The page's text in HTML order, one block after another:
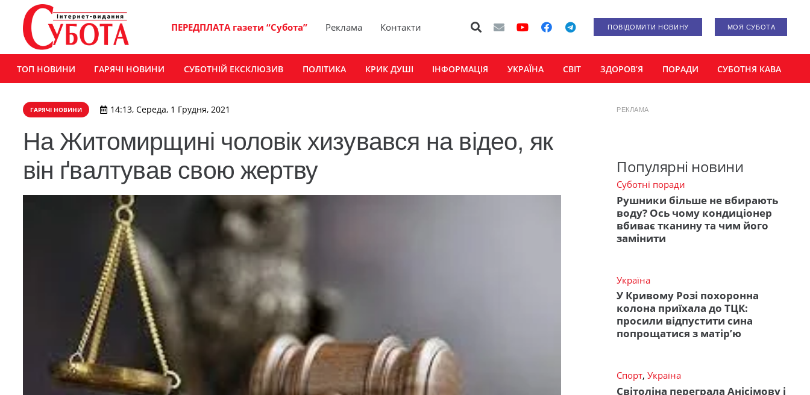
ПЕРЕДПЛАТА газети “Субота” Реклама Контакти ПОВІДОМИТИ НОВИНУ МОЯ СУБОТА
ТОП НОВИНИ ГАРЯЧІ НОВИНИ СУБОТНІЙ ЕКСКЛЮЗИВ ПОЛІТИКА КРИК ДУШІ ІНФОРМАЦІЯ УКРАЇНА СВІТ ЗДОРОВ’Я ПОРАДИ СУБОТНЯ КАВА
ГАРЯЧІ НОВИНИ 14:13, Середа, 1 Грудня, 2021
На Житомирщині чоловік хизувався на відео, як
він ґвалтував свою жертву
РЕКЛАМА
Популярні новини
Суботні поради
Рушники більше не вбирають
воду? Ось чому кондиціонер
вбиває тканину та чим його
замінити
Україна
У Кривому Розі похоронна
колона приїхала до ТЦК:
просили відпустити сина
попрощатися з матір’ю
Спорт, Україна
Світоліна переграла Анісімову і